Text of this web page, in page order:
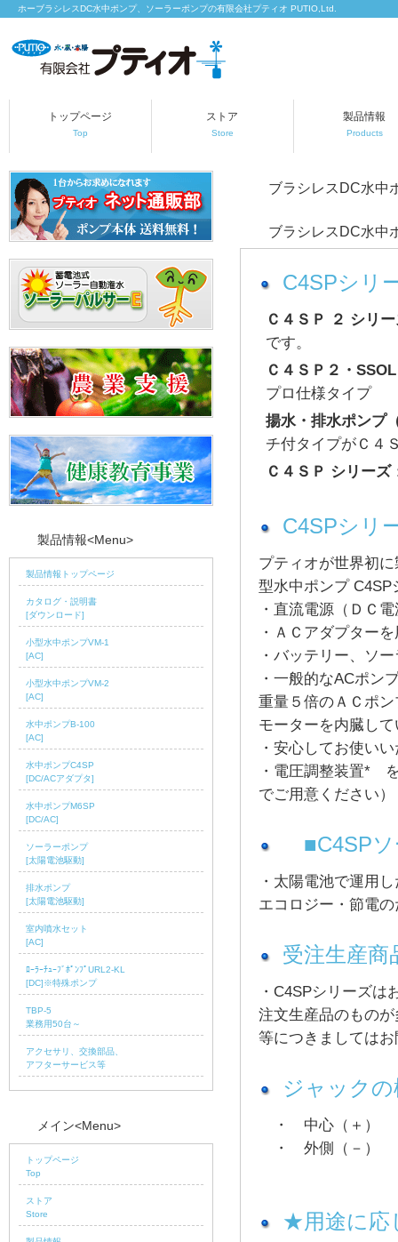
ホーブラシレスDC水中ポンプ、ソーラーポンプの有限会社プティオ PUTIO,Ltd.
トップページ
Top
ストア
Store
製品情報
Products
製品情報<Menu>
製品情報トップページ
カタログ・説明書
[ダウンロード]
小型水中ポンプVM-1
[AC]
小型水中ポンプVM-2
[AC]
水中ポンプB-100
[AC]
水中ポンプC4SP
[DC/ACアダプタ]
水中ポンプM6SP
[DC/AC]
ソーラーポンプ
[太陽電池駆動]
排水ポンプ
[太陽電池駆動]
室内噴水セット
[AC]
ﾛｰﾗｰﾁｭｰﾌﾞﾎﾟﾝﾌﾟURL2-KL
[DC]※特殊ポンプ
TBP-5
業務用50台～
アクセサリ、交換部品、
アフターサービス等
メイン<Menu>
トップページ
Top
ストア
Store
ブラシレスDC水
ブラシレスDC水
C4SPシリ
Ｃ４ＳＰ ２ シリ
です。
Ｃ４ＳＰ２・
プロ仕様タイプ
揚水・排水ポンプ
チ付タイプがＣ４
Ｃ４ＳＰ シリーズ
C4SPシリ
プティオが世界初
型水中ポンプ C4SP
・直流電源（ＤＣ
・ＡＣアダプター
・バッテリー、ソ
・一般的なACポン
重量５倍のＡＣポ
モーターを内臓し
・安心してお使い
・電圧調整装置*
でご用意ください）
■C4SPソ
・太陽電池で運用
エコロジー・節電
受注生産
・C4SPシリーズ
注文生産品のもの
等につきましては
ジャック
・ 中心（＋）
・ 外側（－）
★用途に応